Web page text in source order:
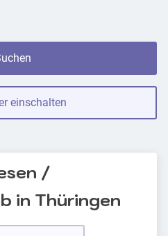
einschalten
/
in Thüringen